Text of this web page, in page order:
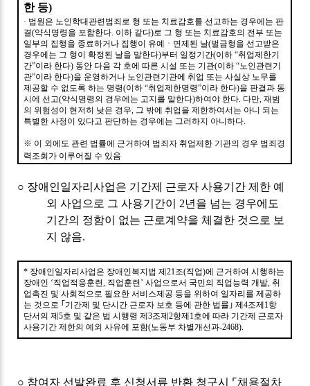
한 등)
· 법원은 노인학대관련범죄로 형 또는 치료감호를 선고하는 경우에는 판
결(약식명령을 포함한다. 이하 같다)로 그 형 또는 치료감호의 전부 또는
일부의 집행을 종료하거나 집행이 유예ㆍ면제된 날(벌금형을 선고받은
경우에는 그 형이 확정된 날을 말한다)부터 일정기간(이하“취업제한기
간”이라 한다) 동안 다음 각 호에 따른 시설 또는 기관(이하“노인관련기
관”이라 한다)을 운영하거나 노인관련기관에 취업 또는 사실상 노무를
제공할 수 없도록 하는 명령(이하“취업제한명령”이라 한다)을 판결과 동
시에 선고(약식명령의 경우에는 고지를 말한다)하여야 한다. 다만,재범
의 위험성이 현저히 낮은 경우, 그 밖에 취업을 제한하여서는 아니 되는
특별한 사정이 있다고 판단하는 경우에는 그러하지 아니하다.
※ 이 외에도 관련 법률에 근거하여 범죄자 취업제한 기관의 경우 범죄경
력조회가 이루어질 수 있음
○ 장애인일자리사업은 기간제 근로자 사용기간 제한 예
외 사업으로 그 사용기간이 2년을 넘는 경우에도
기간의 정함이 없는 근로계약을 체결한 것으로 보
지 않음.
* 장애인일자리사업은 장애인복지법 제21조(직업)에 근거하여 시행하는
장애인 ‘직업적응훈련, 직업훈련’사업으로서 국민의 직업능력 개발,취
업촉진 및 사회적으로 필요한 서비스제공 등을 위하여 일자리를 제공하
는 것으로 ｢ 기간제 및 단시간 근로자 보호 등에 관한 법률 ｣제4조제1항
단서의 제5호 및 같은 법 시행령 제3조제2항제1호에 따라 기간제 근로자
사용기간 제한의 예외 사유에 포함(노동부 차별개선과-2468).
○ 참여자 선발완료 후 신청서류 반환 청구시 ⌜채용절차